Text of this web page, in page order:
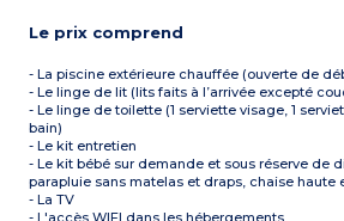
Le prix comprend
- La piscine extérieure chauffée (ouverte de
- Le linge de lit (lits faits à l’arrivée excepté
- Le linge de toilette (1 serviette visage, 1
bain)
- Le kit entretien
- Le kit bébé sur demande et sous réserve de
parapluie sans matelas et draps, chaise haute
- La TV